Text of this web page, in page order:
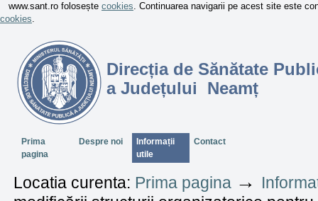
www.sant.ro folosește cookies. Continuarea navigarii pe acest site este
cookies.
Direcția de Sănătate
a Județului Neamț
SectiuniPrima
pagina
Despre noi
Informații
utile
Contact
Locatia curenta: Prima pagina →